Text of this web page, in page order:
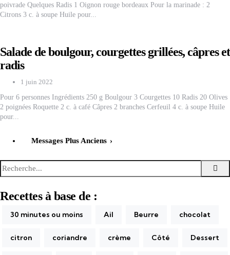
poivrade Quelques Radis 1 Oignon rouge bordeaux Pour la marinade : 2
Citrons 3 c. à soupe Huile pour...
Salade de boulgour, courgettes grillées, câpres et
radis
1 juin 2022
Pour 6 personnes Ingrédients 250 g Boulgour 3 Courgettes 10 Radis 20 Olives
2 poignées Roquette 2 c. à café Câpres 2 branches Cerfeuil 4 c. à soupe Huile
pour...
Pagination
publications
Messages Plus Anciens
Recherche
pour:
Recettes à base de :
30 minutes ou moins Ail Beurre chocolat
citron coriandre crème Côté Dessert